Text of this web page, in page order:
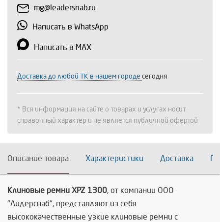
mg@leadersnab.ru
Написать в WhatsApp
Написать в MAX
Доставка до любой ТК в нашем городе сегодня
* Вся информация на сайте о товарах и услугах носит
справочный характер и не является публичной офертой
Описание товара Характеристики Доставка
Клиновые ремни XPZ 1300, от компании ООО
"Лидерснаб", представляют из себя
высококачественные узкие клиновые ремни с